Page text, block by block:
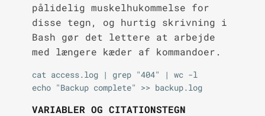
pålidelig muskelhukommelse for
disse tegn, og hurtig skrivning i
Bash gør det lettere at arbejde
med længere kæder af kommandoer.
cat access.log | grep "404" | wc -l
echo "Backup complete" >> backup.log
VARIABLER OG CITATIONSTEGN